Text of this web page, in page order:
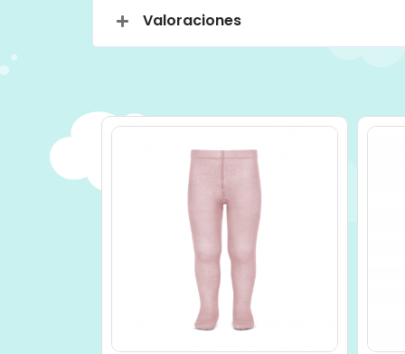
Valoraciones